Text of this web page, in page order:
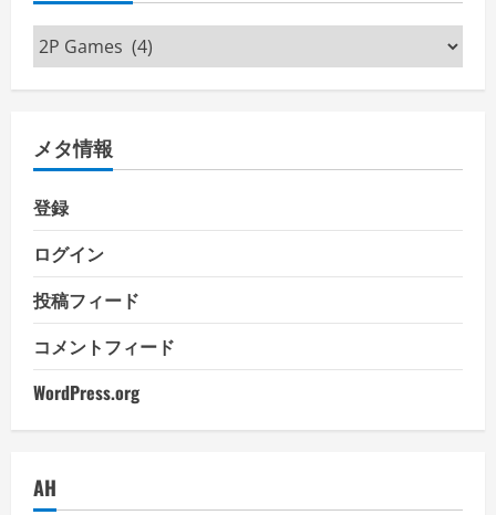
カ
テ
ー
メタ情報
登録
ログイン
投稿フィード
コメントフィード
WordPress.org
AH